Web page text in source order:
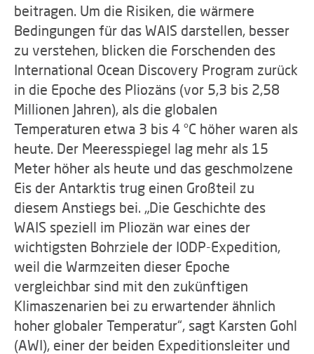
beitragen. Um die Risiken, die wärmere
Bedingungen für das WAIS darstellen, besser
zu verstehen, blicken die Forschenden des
International Ocean Discovery Program zurück
in die Epoche des Pliozäns (vor 5,3 bis 2,58
Millionen Jahren), als die globalen
Temperaturen etwa 3 bis 4 °C höher waren als
heute. Der Meeresspiegel lag mehr als 15
Meter höher als heute und das geschmolzene
Eis der Antarktis trug einen Großteil zu
diesem Anstiegs bei. „Die Geschichte des
WAIS speziell im Pliozän war eines der
wichtigsten Bohrziele der IODP-Expedition,
weil die Warmzeiten dieser Epoche
vergleichbar sind mit den zukünftigen
Klimaszenarien bei zu erwartender ähnlich
hoher globaler Temperatur“, sagt Karsten Gohl
(AWI), einer der beiden Expeditionsleiter und